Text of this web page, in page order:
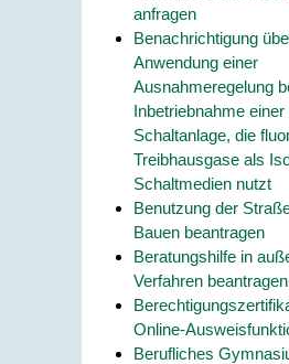
anfragen
Benachrichtigung
Anwendung einer
Ausnahmeregelung
Inbetriebnahme
Schaltanlage, die
Treibhausgase als
Schaltmedien nutzt
Benutzung der
Bauen beantragen
Beratungshilfe in
Verfahren beantragen
Online-
Berufliches